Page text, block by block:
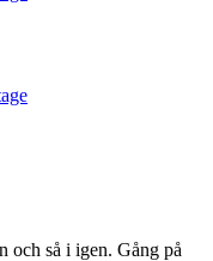
och så i igen. Gång på